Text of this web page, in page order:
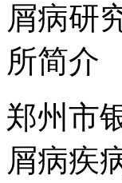
郑州市
屑病疾